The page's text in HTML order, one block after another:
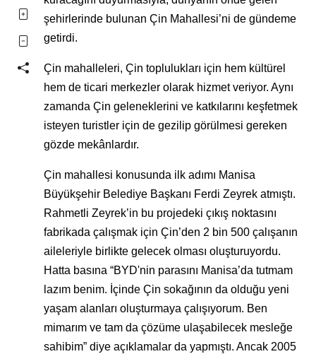
şehirlerinde bulunan Çin Mahallesi’ni de gündeme
getirdi.
Çin mahalleleri, Çin toplulukları için hem kültürel
hem de ticari merkezler olarak hizmet veriyor. Aynı
zamanda Çin geleneklerini ve katkılarını keşfetmek
isteyen turistler için de gezilip görülmesi gereken
gözde mekânlardır.
Çin mahallesi konusunda ilk adımı Manisa
Büyükşehir Belediye Başkanı Ferdi Zeyrek atmıştı.
Rahmetli Zeyrek’in bu projedeki çıkış noktasını
fabrikada çalışmak için Çin’den 2 bin 500 çalışanın
aileleriyle birlikte gelecek olması oluşturuyordu.
Hatta basına “BYD'nin parasını Manisa’da tutmam
lazım benim. İçinde Çin sokağının da olduğu yeni
yaşam alanları oluşturmaya çalışıyorum. Ben
mimarım ve tam da çözüme ulaşabilecek mesleğe
sahibim” diye açıklamalar da yapmıştı. Ancak 2005